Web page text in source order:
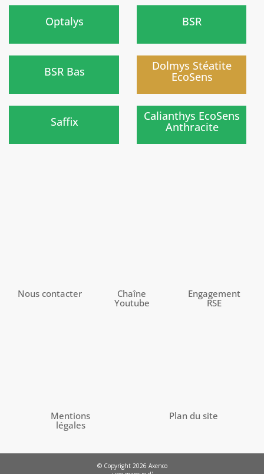
Optalys BSR
BSR Bas Dolmys Stéatite
EcoSens
Saffix
Nouveau
Calianthys EcoSens
Anthracite
Nous contacter
Chaîne
Youtube
Engagement
RSE
Mentions
légales
Plan du site
© Copyright 2026 Axenco